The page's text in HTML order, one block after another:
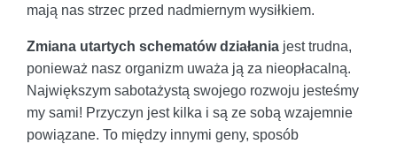
mają nas strzec przed nadmiernym wysiłkiem.
Zmiana utartych schematów działania jest trudna,
ponieważ nasz organizm uważa ją za nieopłacalną.
Największym sabotażystą swojego rozwoju jesteśmy
my sami! Przyczyn jest kilka i są ze sobą wzajemnie
powiązane. To między innymi geny, sposób